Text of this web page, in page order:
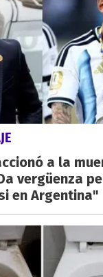
a la
vergüenza
en Argentina"